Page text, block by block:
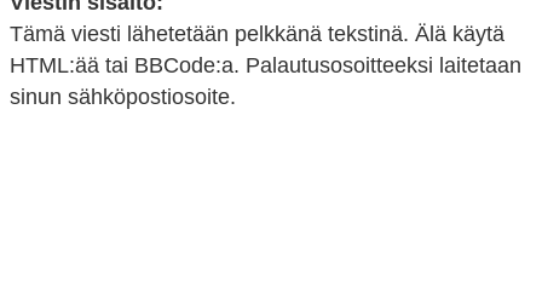
Tämä viesti lähetetään pelkkänä tekstinä. Älä käytä
HTML:ää tai BBCode:a. Palautusosoitteeksi laitetaan
sinun sähköpostiosoite.